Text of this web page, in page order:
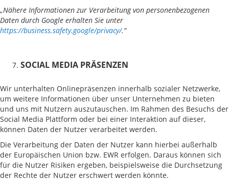
„Nähere Informationen zur Verarbeitung von personenbezogenen
Daten durch Google erhalten Sie unter
https://business.safety.google/privacy/.“
SOCIAL MEDIA PRÄSENZEN
Wir unterhalten Onlinepräsenzen innerhalb sozialer Netzwerke,
um weitere Informationen über unser Unternehmen zu bieten
und uns mit Nutzern auszutauschen. Im Rahmen des Besuchs der
Social Media Plattform oder bei einer Interaktion auf dieser,
können Daten der Nutzer verarbeitet werden.
Die Verarbeitung der Daten der Nutzer kann hierbei außerhalb
der Europäischen Union bzw. EWR erfolgen. Daraus können sich
für die Nutzer Risiken ergeben, beispielsweise die Durchsetzung
der Rechte der Nutzer erschwert werden könnte.